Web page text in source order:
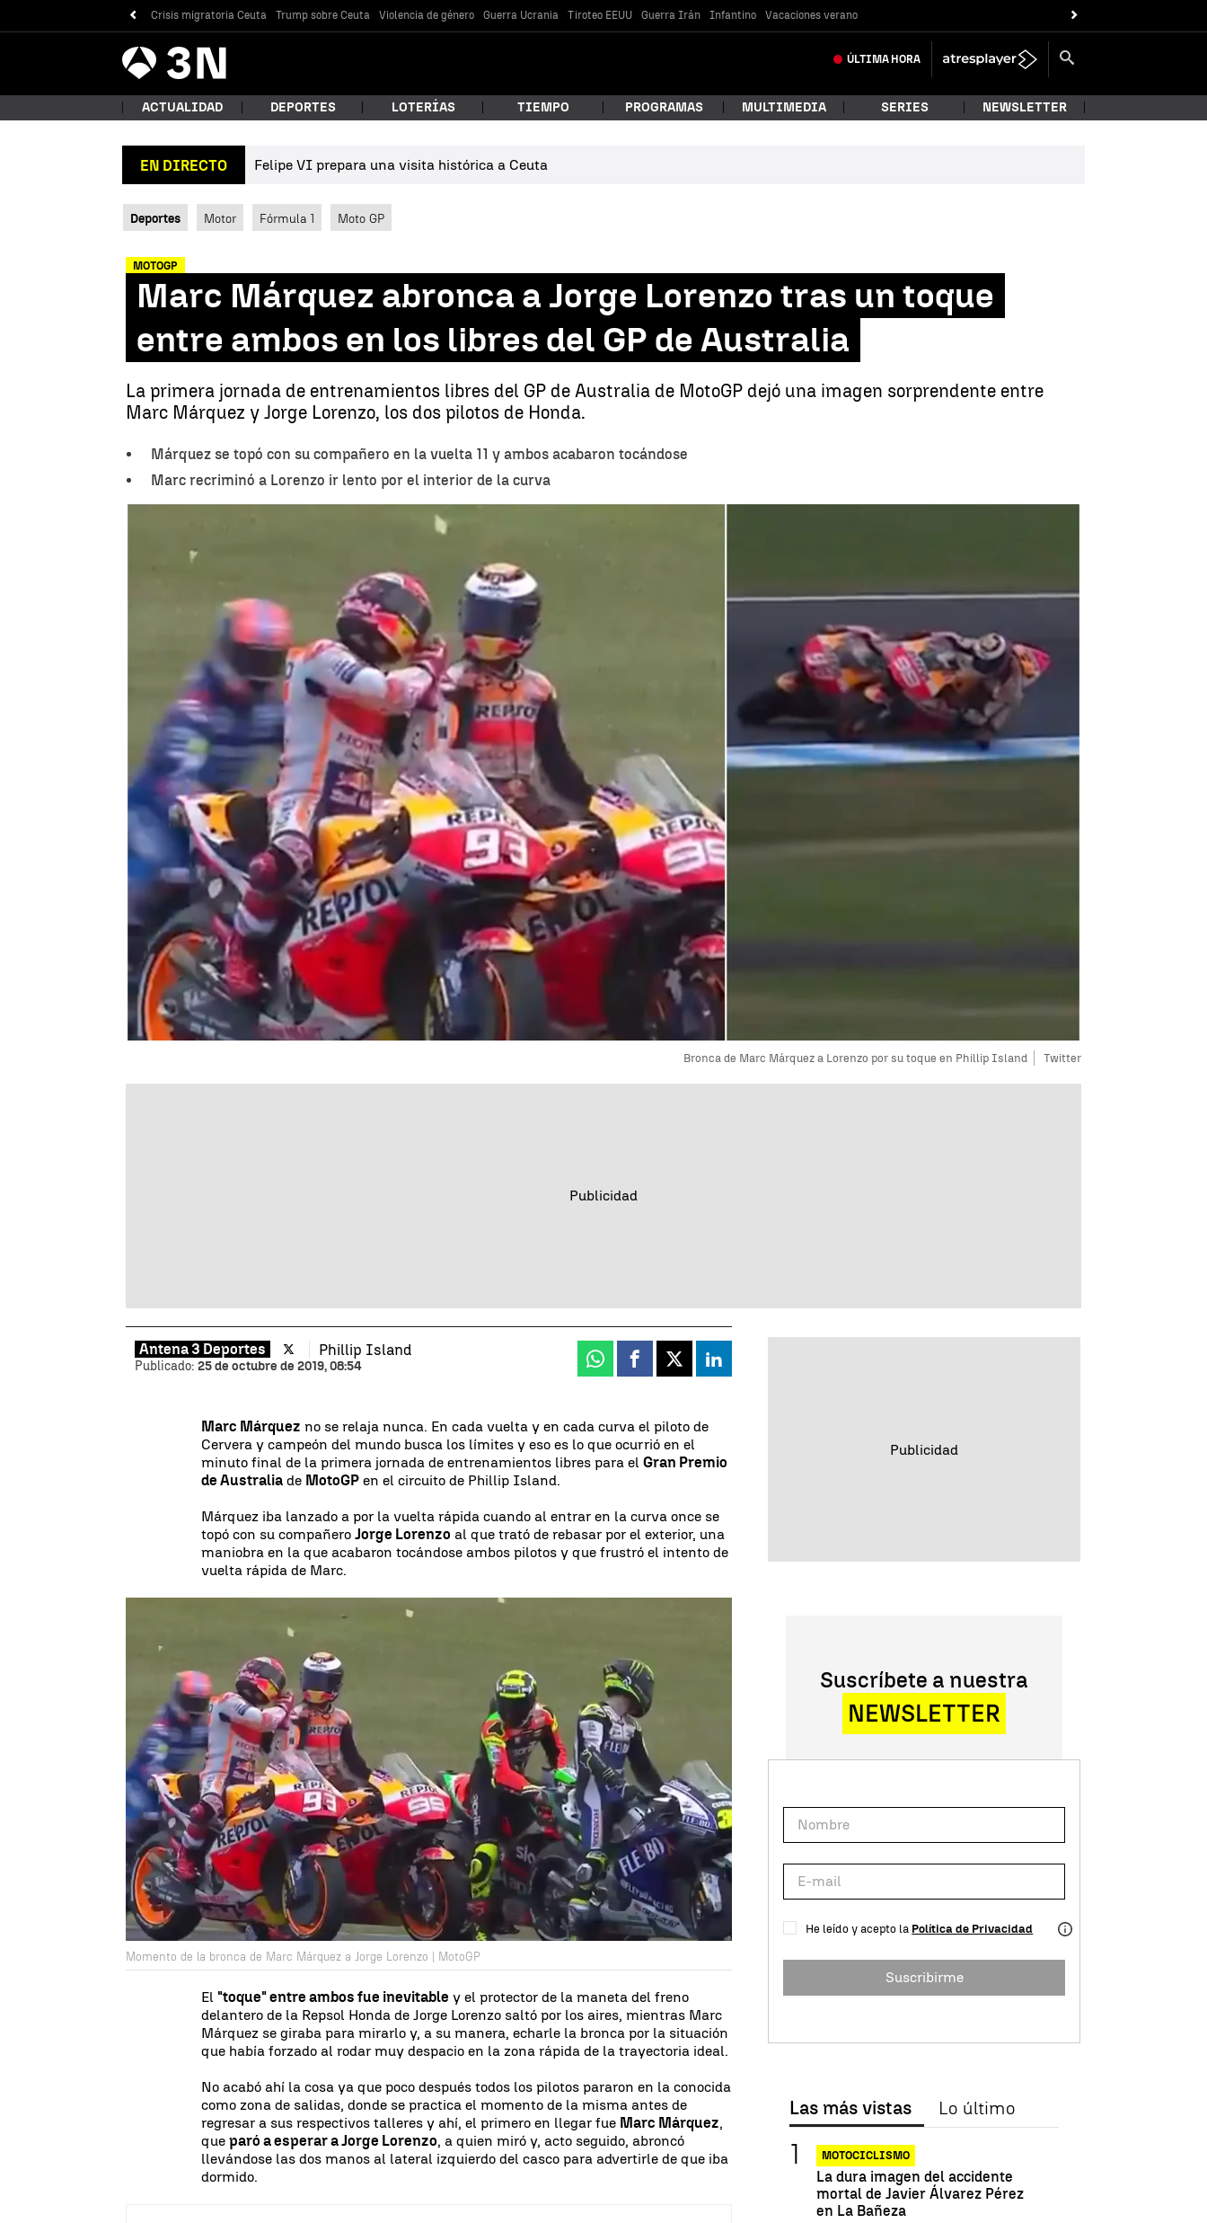
Crisis migratoria Ceuta Trump sobre Ceuta Violencia de género Guerra Ucrania Tiroteo EEUU Guerra Irán Infantino Vacaciones verano
Antena
3 Noticias ÚLTIMA HORA
¿Qué estás buscando?
ACTUALIDAD DEPORTES LOTERÍAS TIEMPO PROGRAMAS MULTIMEDIA SERIES NEWSLETTER
EN DIRECTO Felipe VI prepara una visita histórica a Ceuta
Deportes Motor Fórmula 1 Moto GP
MOTOGP
Marc Márquez abronca a Jorge Lorenzo tras un toque
entre ambos en los libres del GP de Australia
La primera jornada de entrenamientos libres del GP de Australia de MotoGP dejó una imagen sorprendente entre
Marc Márquez y Jorge Lorenzo, los dos pilotos de Honda.
Márquez se topó con su compañero en la vuelta 11 y ambos acabaron tocándose
Marc recriminó a Lorenzo ir lento por el interior de la curva
Bronca de Marc Márquez a Lorenzo por su toque en Phillip Island Twitter
Antena 3 Deportes Phillip Island
Publicado: 25 de octubre de 2019, 08:54 Whatsapp
Facebook
X Linkedin
Marc Márquez no se relaja nunca. En cada vuelta y en cada curva el piloto de
Cervera y campeón del mundo busca los límites y eso es lo que ocurrió en el
minuto final de la primera jornada de entrenamientos libres para elGran Premio
de Australia de MotoGP en el circuito de Phillip Island.
Márquez iba lanzado a por la vuelta rápida cuando al entrar en la curva once se
topó con su compañeroJorge Lorenzo al que trató de rebasar por el exterior, una
maniobra en la que acabaron tocándose ambos pilotos y que frustró el intento de
vuelta rápida de Marc.
Momento de la bronca de Marc Márquez a Jorge Lorenzo | MotoGP
El "toque" entre ambos fue inevitable y el protector de la maneta del freno
delantero de la Repsol Honda de Jorge Lorenzo saltó por los aires, mientras Marc
Márquez se giraba para mirarlo y, a su manera, echarle la bronca por la situación
que había forzado al rodar muy despacio en la zona rápida de la trayectoria ideal.
No acabó ahí la cosa ya que poco después todos los pilotos pararon en la conocida
como zona de salidas, donde se practica el momento de la misma antes de
regresar a sus respectivos talleres y ahí, el primero en llegar fue Marc Márquez,
queparó a esperar a Jorge Lorenzo, a quien miró y, acto seguido, abroncó
llevándose las dos manos al lateral izquierdo del casco para advertirle de que iba
dormido.
Suscríbete a nuestra
NEWSLETTER
He leído y acepto la Política de Privacidad
Suscribirme
Las más vistas Lo último
MOTOCICLISMO
La dura imagen del accidente
mortal de Javier Álvarez Pérez
en La Bañeza